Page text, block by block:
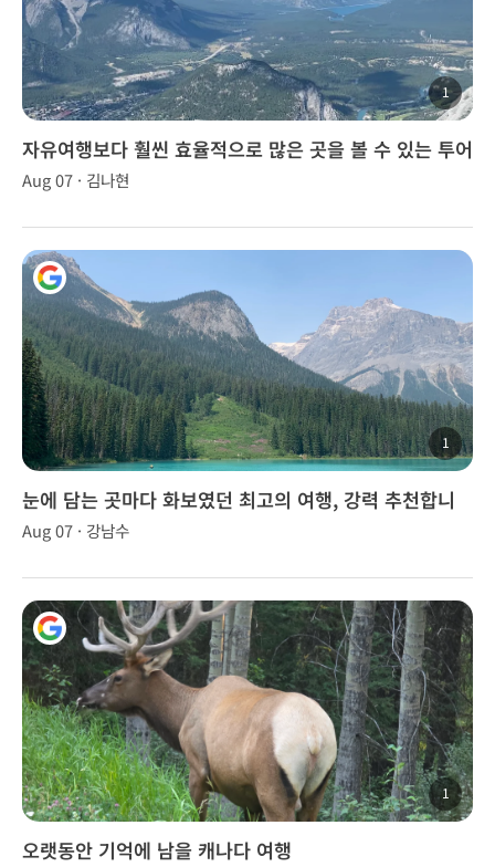
1
자유여행보다 훨씬 효율적으로 많은 곳을 볼 수 있는 투어
Aug 07 · 김나현
1
눈에 담는 곳마다 화보였던 최고의 여행, 강력 추천합니
다!
Aug 07 · 강남수
1
오랫동안 기억에 남을 캐나다 여행